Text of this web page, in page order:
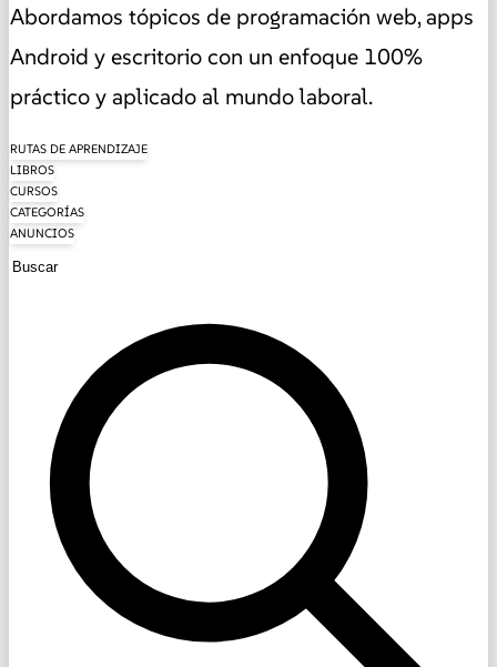
Abordamos tópicos de programación web, apps
Android y escritorio con un enfoque 100%
práctico y aplicado al mundo laboral.
RUTAS DE APRENDIZAJE
LIBROS
CURSOS
CATEGORÍAS
ANUNCIOS